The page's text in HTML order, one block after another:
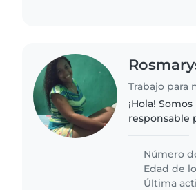
Trabajo para
¡Hola!
responsable
amigables.
Número
Edad de
Última